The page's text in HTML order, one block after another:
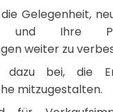
Gelegenheit,
und Ihre
weiter zu
dazu bei, die
mitzugestalten.